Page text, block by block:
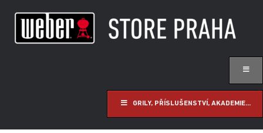
GRILY, PŘÍSLUŠENSTVÍ, AKADEMIE...